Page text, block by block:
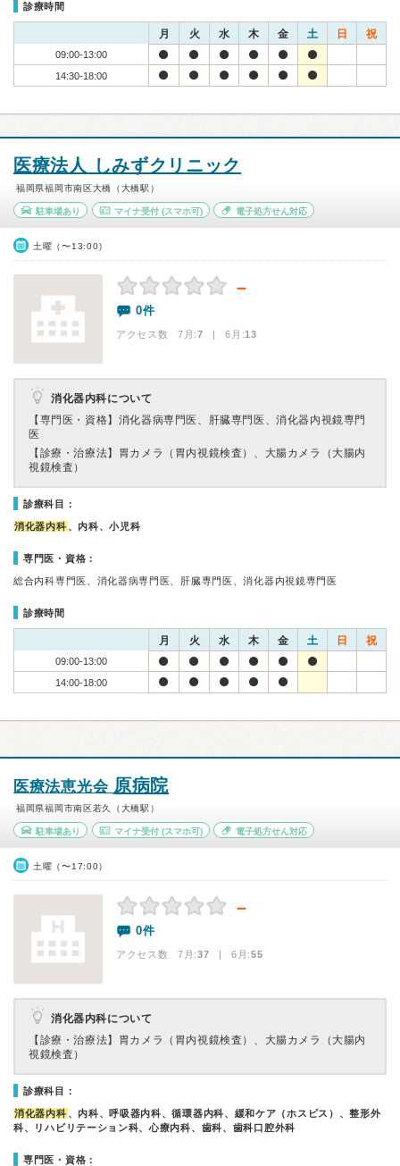
診療時間
月 火 水 木 金 土 日 祝
09:00-13:00
14:30-18:00
医療法人 しみずクリニック
福岡県福岡市南区大橋（大橋駅）
駐車場あり マイナ受付(スマホ可) 電子処方せん対応
土曜（〜13:00）
－
0件
アクセス数 7月:7 | 6月:13
消化器内科について
【専門医・資格】 消化器病専門医、肝臓専門医、消化器内視鏡専門
医
【診療・治療法】 胃カメラ（胃内視鏡検査）、大腸カメラ（大腸内
視鏡検査）
診療科目：
消化器内科 、内科、小児科
専門医・資格：
総合内科専門医、消化器病専門医、肝臓専門医、消化器内視鏡専門医
診療時間
月 火 水 木 金 土 日 祝
09:00-13:00
14:00-18:00
医療法恵光会 原病院
福岡県福岡市南区若久（大橋駅）
駐車場あり マイナ受付(スマホ可) 電子処方せん対応
土曜（〜17:00）
－
0件
アクセス数 7月:37 | 6月:55
消化器内科について
【診療・治療法】 胃カメラ（胃内視鏡検査）、大腸カメラ（大腸内
視鏡検査）
診療科目：
消化器内科 、内科、呼吸器内科、循環器内科、緩和ケア（ホスピス）、整形外
科、リハビリテーション科、心療内科、歯科、歯科口腔外科
専門医・資格：